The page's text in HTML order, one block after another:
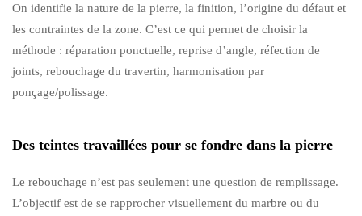
On identifie la nature de la pierre, la finition, l’origine du défaut et
les contraintes de la zone. C’est ce qui permet de choisir la
méthode : réparation ponctuelle, reprise d’angle, réfection de
joints, rebouchage du travertin, harmonisation par
ponçage/polissage.
Des teintes travaillées pour se fondre dans la pierre
Le rebouchage n’est pas seulement une question de remplissage.
L’objectif est de se rapprocher visuellement du marbre ou du